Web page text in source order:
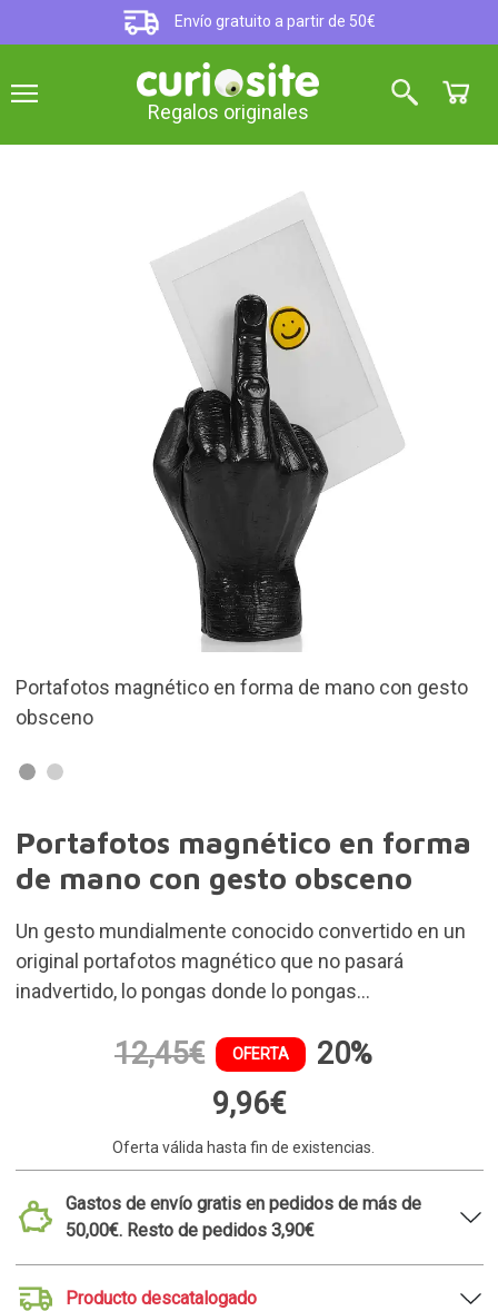
Envío gratuito a partir de 50€
Regalos originales
con gesto Diseñado por Bitten
Portafotos magnético en forma
de mano con gesto obsceno
Un gesto mundialmente conocido convertido en un
original portafotos magnético que no pasará
inadvertido, lo pongas donde lo pongas...
12,45€ OFERTA
20%
9,96€
Oferta válida hasta fin de existencias.
Gastos de envío gratis en pedidos de más de
50,00€. Resto de pedidos 3,90€
Producto descatalogado